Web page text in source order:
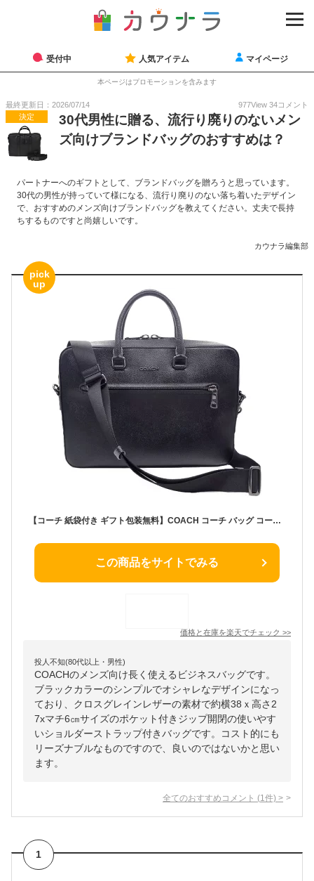
受付中 人気アイテム マイページ
本ページはプロモーションを含みます
最終更新日：2026/07/14 977View 34コメント
決定
30代男性に贈る、流行り廃りのないメン
ズ向けブランドバッグのおすすめは？
パートナーへのギフトとして、ブランドバッグを贈ろうと思っています。
30代の男性が持っていて様になる、流行り廃りのない落ち着いたデザイン
で、おすすめのメンズ向けブランドバッグを教えてください。丈夫で長持
ちするものですと尚嬉しいです。
カウナラ編集部
pick
up
【コーチ 紙袋付き ギフト包装無料】COACH コーチ バッグ コーチ メンズ ビジネス バック ブリーフケース クロスグレインレザー CR271 QBBK ブラック【新作モデル・新品】【COACH コーチ】【メンズバッグ】【ブランド バッグ】 【楽ギフ_包装】
この商品をサイトでみる
価格と在庫を楽天でチェック >>
投人不知(80代以上・男性)
COACHのメンズ向け長く使えるビジネスバッグです。
ブラックカラーのシンプルでオシャレなデザインになっ
ており、クロスグレインレザーの素材で約横38ｘ高さ2
7xマチ6㎝サイズのポケット付きジップ開閉の使いやす
いショルダーストラップ付きバッグです。コスト的にも
リーズナブルなものですので、良いのではないかと思い
ます。
全てのおすすめコメント (1 件) >
1